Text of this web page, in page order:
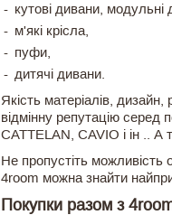
кутові дивани, модульні
м'які крісла,
пуфи,
дитячі дивани.
Якість матеріалів,
відмінну репутацію серед
CATTELAN, CAVIO і ін .. А
Не пропустіть можливість
4room можна знайти
Покупки разом з